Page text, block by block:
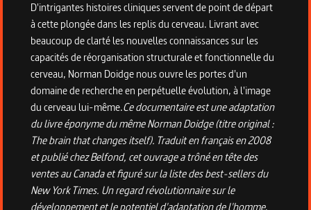
D'intrigantes histoires cliniques servent de point de départ
à cette plongée dans les replis du cerveau. Livrant avec
beaucoup de clarté les nouvelles connaissances sur les
capacités de réorganisation structurale et fonctionnelle du
cerveau, Norman Doidge nous ouvre les portes d'un
domaine de recherche en perpétuelle évolution, à l'image
du cerveau lui-même.Ce documentaire est une adaptation
du livre éponyme du même Norman Doidge (titre original :
The brain that changes itself). Traduit en français en 2008
et publié chez Belfond, cet ouvrage a trôné en tête des
ventes au Canada et figuré sur la liste des best-sellers du
New York Times. Un regard révolutionnaire sur le